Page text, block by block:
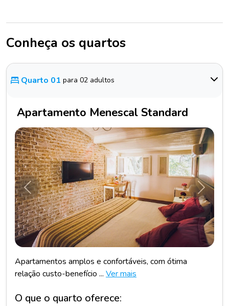
Conheça os quartos
Quarto 01 para 02 adultos
Apartamento Menescal Standard
Anterior
Apartamentos amplos e confortáveis, com ótima
relação custo-benefício ... Ver mais
O que o quarto oferece: